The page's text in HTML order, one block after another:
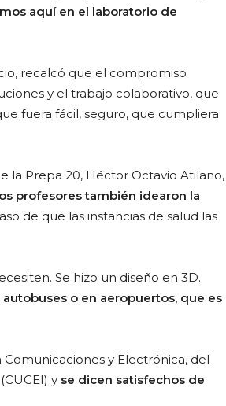
aquí en el laboratorio de
recalcó que el compromiso
y el trabajo colaborativo, que
fuera fácil, seguro, que cumpliera
la Prepa 20, Héctor Octavio Atilano,
profesores también idearon la
de que las instancias de salud las
Se hizo un diseño en 3D.
o en aeropuertos, que es
y Electrónica, del
y se dicen satisfechos de